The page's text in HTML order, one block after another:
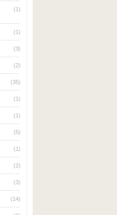
(1)
(1)
(3)
(2)
(35)
(1)
(1)
(5)
(1)
(2)
(3)
(14)